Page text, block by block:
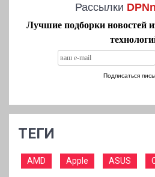
Рассылки
Лучшие подборки новостей
Подписаться
ТЕГИ
AMD Apple ASUS